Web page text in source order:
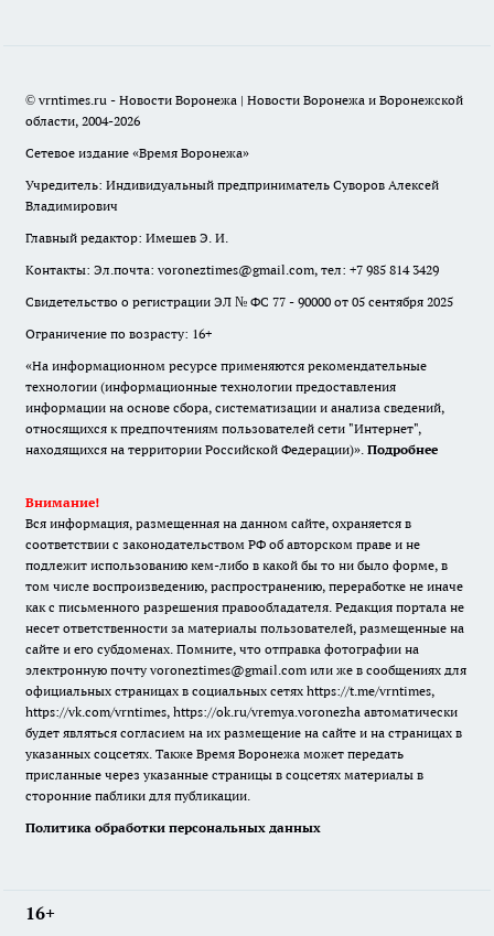
© vrntimes.ru - Новости Воронежа | Новости Воронежа и Воронежской
области, 2004-2026
Сетевое издание «Время Воронежа»
Учредитель: Индивидуальный предприниматель Суворов Алексей
Владимирович
Главный редактор: Имешев Э. И.
Контакты: Эл.почта: voroneztimes@gmail.com, тел: +7 985 814 3429
Свидетельство о регистрации ЭЛ № ФС 77 - 90000 от 05 сентября 2025
Ограничение по возрасту: 16+
«На информационном ресурсе применяются рекомендательные
технологии (информационные технологии предоставления
информации на основе сбора, систематизации и анализа сведений,
относящихся к предпочтениям пользователей сети "Интернет",
находящихся на территории Российской Федерации)». Подробнее
Внимание!
Вся информация, размещенная на данном сайте, охраняется в
соответствии с законодательством РФ об авторском праве и не
подлежит использованию кем-либо в какой бы то ни было форме, в
том числе воспроизведению, распространению, переработке не иначе
как с письменного разрешения правообладателя. Редакция портала не
несет ответственности за материалы пользователей, размещенные на
сайте и его субдоменах. Помните, что отправка фотографии на
электронную почту voroneztimes@gmail.com или же в сообщениях для
официальных страницах в социальных сетях https://t.me/vrntimes,
https://vk.com/vrntimes, https://ok.ru/vremya.voronezha автоматически
будет являться согласием на их размещение на сайте и на страницах в
указанных соцсетях. Также Время Воронежа может передать
присланные через указанные страницы в соцсетях материалы в
сторонние паблики для публикации.
Политика обработки персональных данных
16+